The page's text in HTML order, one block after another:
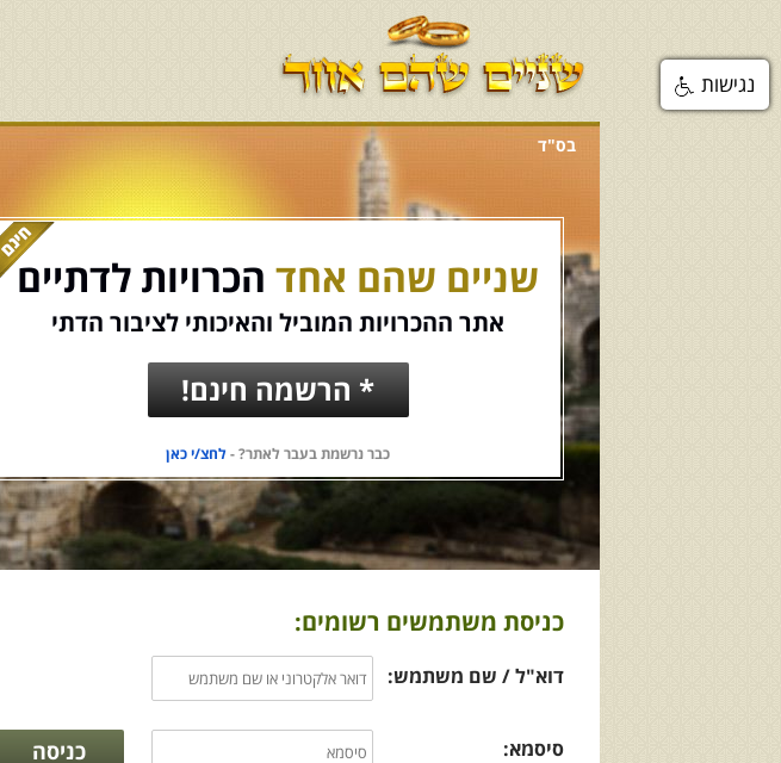
בס"ד
שניים שהם אחד הכרויות לדתיים
אתר ההכרויות המוביל והאיכותי לציבור הדתי
* הרשמה חינם!
כבר נרשמת בעבר לאתר? -לחצ/י כאן
כניסת משתמשים רשומים:
דוא"ל / שם משתמש:
סיסמא:
נגישות